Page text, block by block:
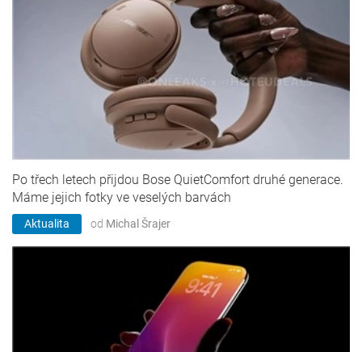
Po třech letech přijdou Bose QuietComfort druhé generace.
Máme jejich fotky ve veselých barvách
Aktualita od Michal Šrajer